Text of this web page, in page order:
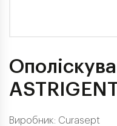
Виробник: Curasept